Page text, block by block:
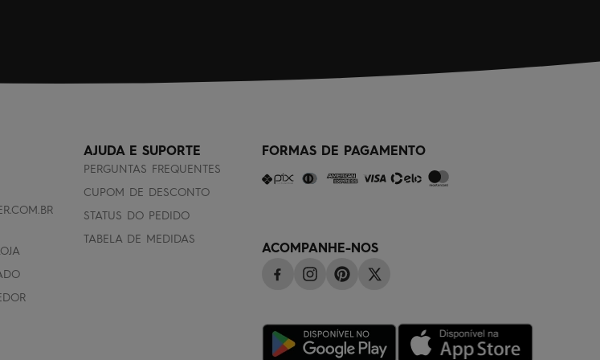
AJUDA E SUPORTE
PERGUNTAS FREQUENTES
CUPOM DE DESCONTO
STATUS DO PEDIDO
TABELA DE MEDIDAS
FORMAS DE PAGAMENTO
ACOMPANHE-NOS